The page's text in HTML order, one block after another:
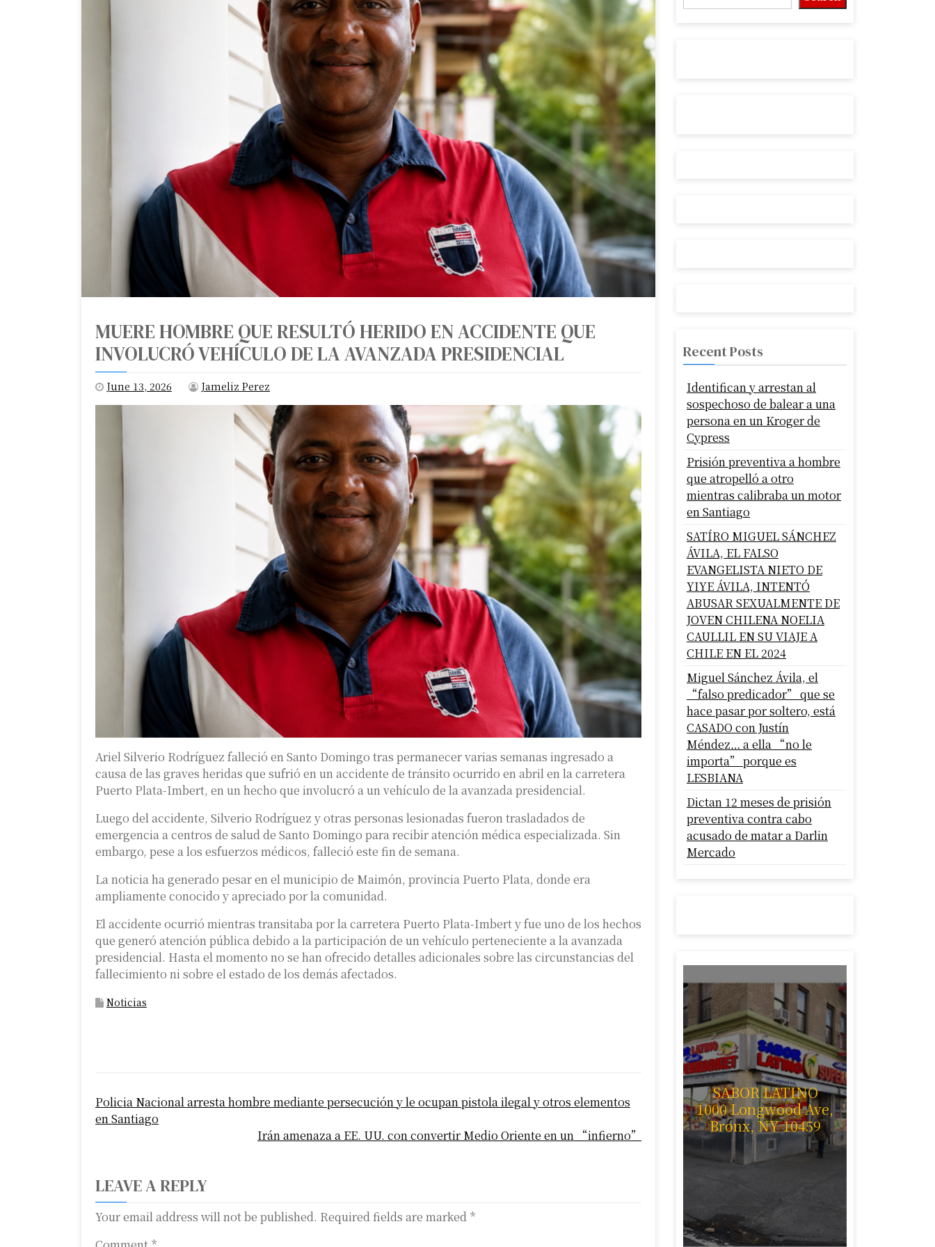
MUERE HOMBRE QUE RESULTÓ HERIDO EN ACCIDENTE QUE
INVOLUCRÓ VEHÍCULO DE LA AVANZADA PRESIDENCIAL
June 13, 2026 Jameliz Perez
Ariel Silverio Rodríguez falleció en Santo Domingo tras permanecer varias semanas ingresado a
causa de las graves heridas que sufrió en un accidente de tránsito ocurrido en abril en la carretera
Puerto Plata-Imbert, en un hecho que involucró a un vehículo de la avanzada presidencial.
Luego del accidente, Silverio Rodríguez y otras personas lesionadas fueron trasladados de
emergencia a centros de salud de Santo Domingo para recibir atención médica especializada. Sin
embargo, pese a los esfuerzos médicos, falleció este fin de semana.
La noticia ha generado pesar en el municipio de Maimón, provincia Puerto Plata, donde era
ampliamente conocido y apreciado por la comunidad.
El accidente ocurrió mientras transitaba por la carretera Puerto Plata-Imbert y fue uno de los hechos
que generó atención pública debido a la participación de un vehículo perteneciente a la avanzada
presidencial. Hasta el momento no se han ofrecido detalles adicionales sobre las circunstancias del
fallecimiento ni sobre el estado de los demás afectados.
Noticias
o
n
a
Policia Nacional arresta hombre mediante persecución y le ocupan pistola ilegal y otros elementos
en Santiago
Irán amenaza a EE. UU. con convertir Medio Oriente en un “infierno”
LEAVE A REPLY
Your email address will not be published. Required fields are marked *
Recent Posts
Identifican y arrestan al
sospechoso de balear a una
persona en un Kroger de
Cypress
Prisión preventiva a hombre
que atropelló a otro
mientras calibraba un motor
en Santiago
SATÍRO MIGUEL SÁNCHEZ
ÁVILA, EL FALSO
EVANGELISTA NIETO DE
YIYE ÁVILA, INTENTÓ
ABUSAR SEXUALMENTE DE
JOVEN CHILENA NOELIA
CAULLIL EN SU VIAJE A
CHILE EN EL 2024
Miguel Sánchez Ávila, el
“falso predicador” que se
hace pasar por soltero, está
CASADO con Justín
Méndez… a ella “no le
importa” porque es
LESBIANA
Dictan 12 meses de prisión
preventiva contra cabo
acusado de matar a Darlin
Mercado
SABOR LATINO
1000 Longwood Ave,
Bronx, NY 10459